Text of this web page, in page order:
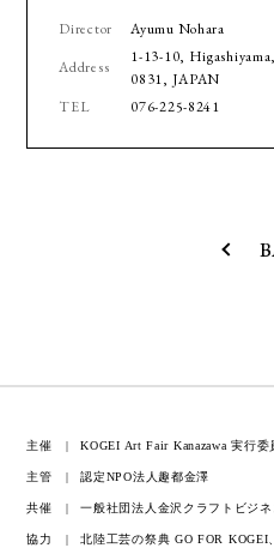
Director
Ayumu Nohara
Address
1-13-10,
0831, JAPAN
TEL
076-225-8241
主催 KOGEI Art Fair Kanazawa 実行委
主管 認定NPO法人趣都金澤
共催 一般社団法人金沢クラフトビジ
協力
北陸工芸の祭典 GO FOR